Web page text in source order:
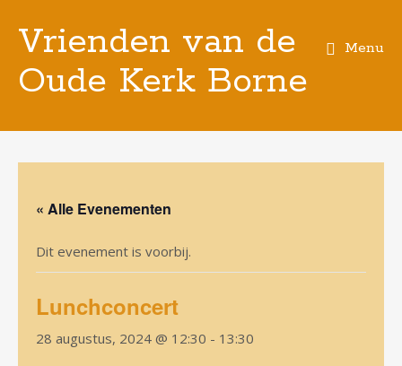
Vrienden van de
Oude Kerk Borne
Menu
de
« Alle Evenementen
Dit evenement is voorbij.
Lunchconcert
28 augustus, 2024 @ 12:30 - 13:30